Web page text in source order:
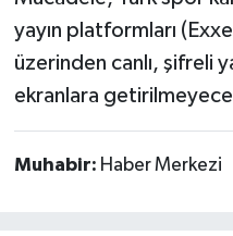
yayın platformları
üzerinden canlı, şifreli
ekranlara
Muhabir: Haber Merkezi
TEKNOLOJİ
Trend